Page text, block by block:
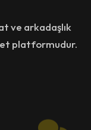
ve arkadaşlık
platformudur.